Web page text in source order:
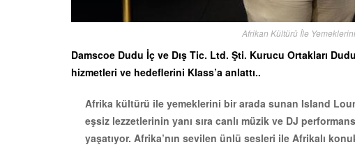
Afrikan Kültürü İle
Damscoe Dudu İç ve Dış Tic. Ltd. Şti. Kurucu Ortakları
hizmetleri ve hedeflerini Klass’a anlattı..
Afrika kültürü ile yemeklerini bir arada sunan Island
eşsiz lezzetlerinin yanı sıra canlı müzik ve DJ
yaşatıyor. Afrika’nın sevilen ünlü sesleri ile Afrikalı